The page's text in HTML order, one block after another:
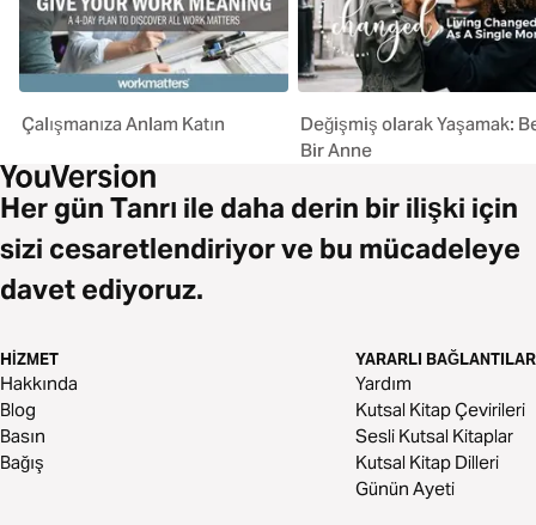
Çalışmanıza Anlam Katın
Değişmiş olarak Yaşamak:
Bir Anne
Her gün Tanrı ile daha derin bir ilişki için
sizi cesaretlendiriyor ve bu mücadeleye
davet ediyoruz.
HIZMET
Hakkında
Blog
Basın
Bağış
YARARLI BAĞLANTILAR
Yardım
Kutsal Kitap Çevirileri
Sesli Kutsal Kitaplar
Kutsal Kitap Dilleri
Günün Ayeti